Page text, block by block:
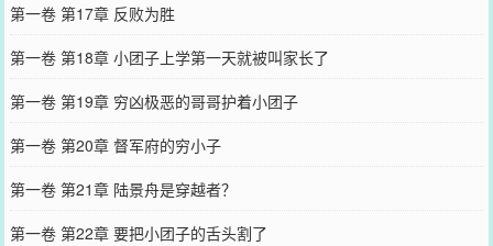
第一卷 第17章 反败为胜
第一卷 第18章 小团子上学第一天就被叫家长了
第一卷 第19章 穷凶极恶的哥哥护着小团子
第一卷 第20章 督军府的穷小子
第一卷 第21章 陆景舟是穿越者？
第一卷 第22章 要把小团子的舌头割了